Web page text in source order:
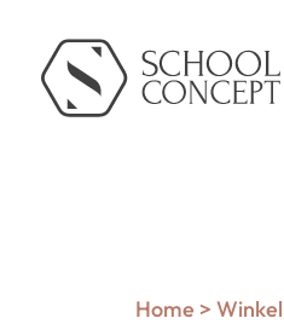
Home > Winkel